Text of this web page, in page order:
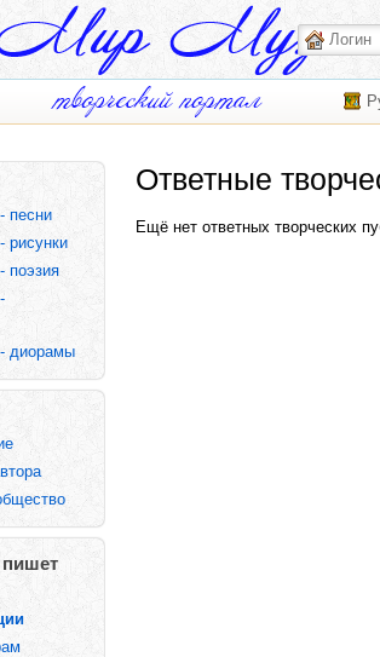
песни
рисунки
поэзия
диорамы
пишет
Ответные
Ещё нет ответных творческих